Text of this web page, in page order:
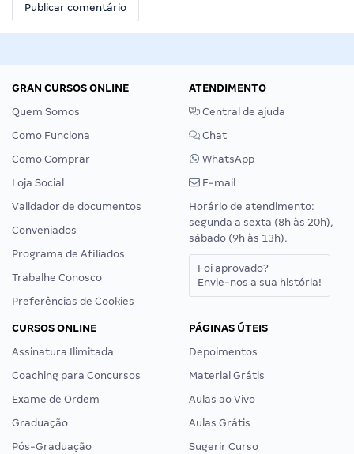
GRAN CURSOS ONLINE
Quem Somos
Como Funciona
Como Comprar
Loja Social
Validador de documentos
Conveniados
Programa de Afiliados
Trabalhe Conosco
Preferências de Cookies
ATENDIMENTO
Central de ajuda
Chat
WhatsApp
E-mail
Horário de atendimento:
segunda a sexta (8h às 20h),
sábado (9h às 13h).
Foi aprovado?
Envie-nos a sua história!
CURSOS ONLINE
Assinatura Ilimitada
Coaching para Concursos
Exame de Ordem
Graduação
Pós-Graduação
PÁGINAS ÚTEIS
Depoimentos
Material Grátis
Aulas ao Vivo
Aulas Grátis
Sugerir Curso